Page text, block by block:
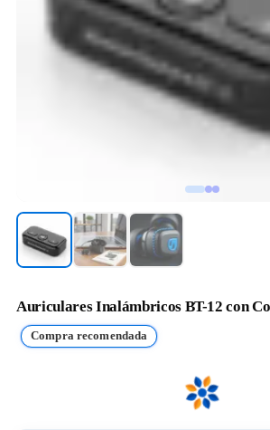
Auriculares Inalámbricos BT-12 con
Compra recomendada